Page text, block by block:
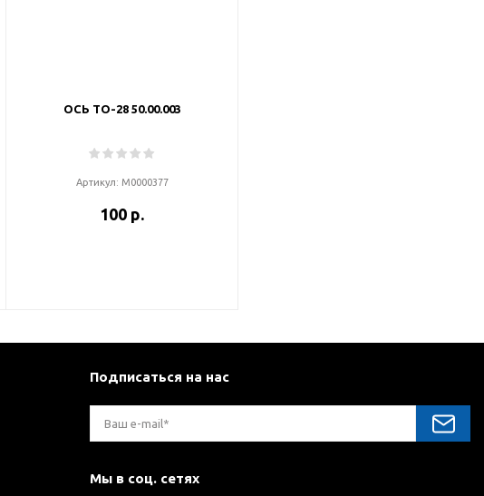
ОСЬ ТО-28 50.00.003
Артикул: М0000377
100 р.
Подписаться на нас
Мы в соц. сетях